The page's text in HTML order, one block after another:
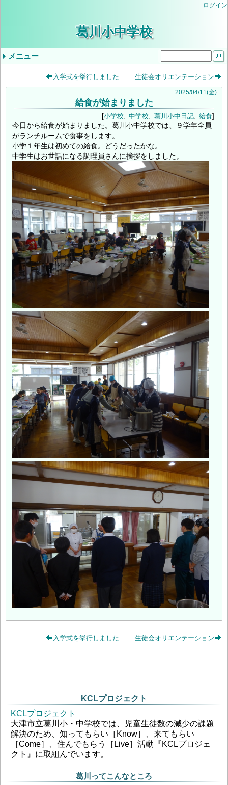
ログイン
葛川小中学校
メニュー
学校生活
いじめ防止基本方針（中学校）
年間行事予定
令和8年度年間行事予定
気象警報発表時/災害発生時の臨時休業等の判
9月5日（金）の授業について
学校評価
令和6年度学校評価
令和7年度学校評価
当サイトについて
入学を希望されるみなさま
学校公開の実施について（ご案内）
教育しが
第２回学校公開日（R9入学希望者向）
交通安全教室
逃走歩中
プール学習
すくすく算数
志賀お話の会
小学３・４年やまのこ学習・中学1年ふるさと
すくすく算数
創立記念授業
紅葉祭
小学校 (30)
中学校 (98)
葛川小中日記 (94)
年間計画 (2)
いじめ防止基本方針 (1)
地域 (7)
PTA (3)
お知らせ (7)
入学式 (3)
給食 (2)
(none) (157)
入学式を挙行しました 生徒会オリエンテーション
2025/04/11(金)
給食が始まりました
小学校 中学校 葛川小中日記 給食
今日から給食が始まりました。葛川小中学校では、９学年全員
がランチルームで食事をします。
小学１年生は初めての給食。どうだったかな。
中学生はお世話になる調理員さんに挨拶をしました。
入学式を挙行しました 生徒会オリエンテーション
KCLプロジェクト
KCLプロジェクト
大津市立葛川小・中学校では、児童生徒数の減少の課題
解決のため、知ってもらい［Know］、来てもらい
［Come］、住んでもらう［Live］活動『KCLプロジェ
クト』に取組んでいます。
葛川ってこんなところ